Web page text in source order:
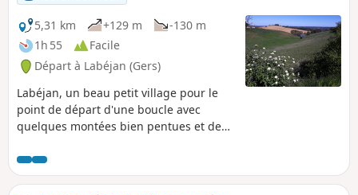
5,31 km
+129 m
-130 m
1h 55
Facile
Départ à Labéjan (Gers)
Labéjan, un beau petit village pour le
point de départ d'une boucle avec
quelques montées bien pentues et des
de vue sur la chaîne des Pyrénées, par
temps clair.